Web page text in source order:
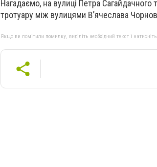
Нагадаємо, на вулиці Петра
тротуару між вулицями В’ячеслава
Якщо ви помітили помилку, виділіть необхідний текст і